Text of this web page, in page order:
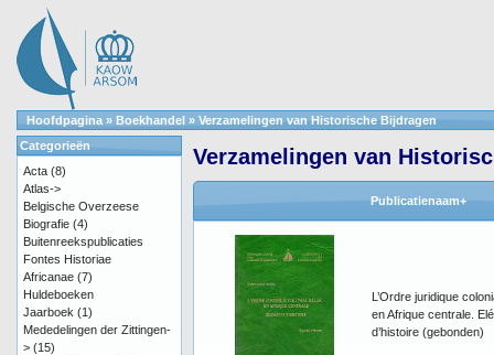
Hoofdpagina » Boekhandel » Verzamelingen van Historische Bijdragen
Verzamelingen van
Publicatienaam+
L’Ordre juridique
en Afrique centrale.
d’histoire (gebonden)
Categorieën
Acta (8)
Atlas->
Belgische Overzeese
Biografie (4)
Buitenreekspublicaties
Fontes Historiae
Africanae (7)
Huldeboeken
Jaarboek (1)
Mededelingen der Zittingen-
> (15)